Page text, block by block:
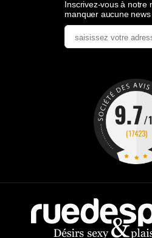
Inscrivez-vous à notre
manquer aucune